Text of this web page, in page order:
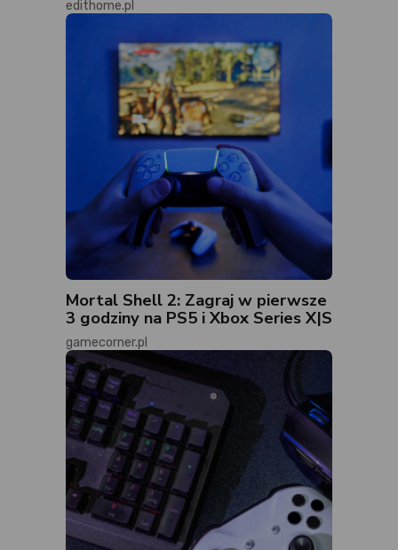
edithome.pl
Mortal Shell 2: Zagraj w pierwsze
3 godziny na PS5 i Xbox Series X|S
gamecorner.pl